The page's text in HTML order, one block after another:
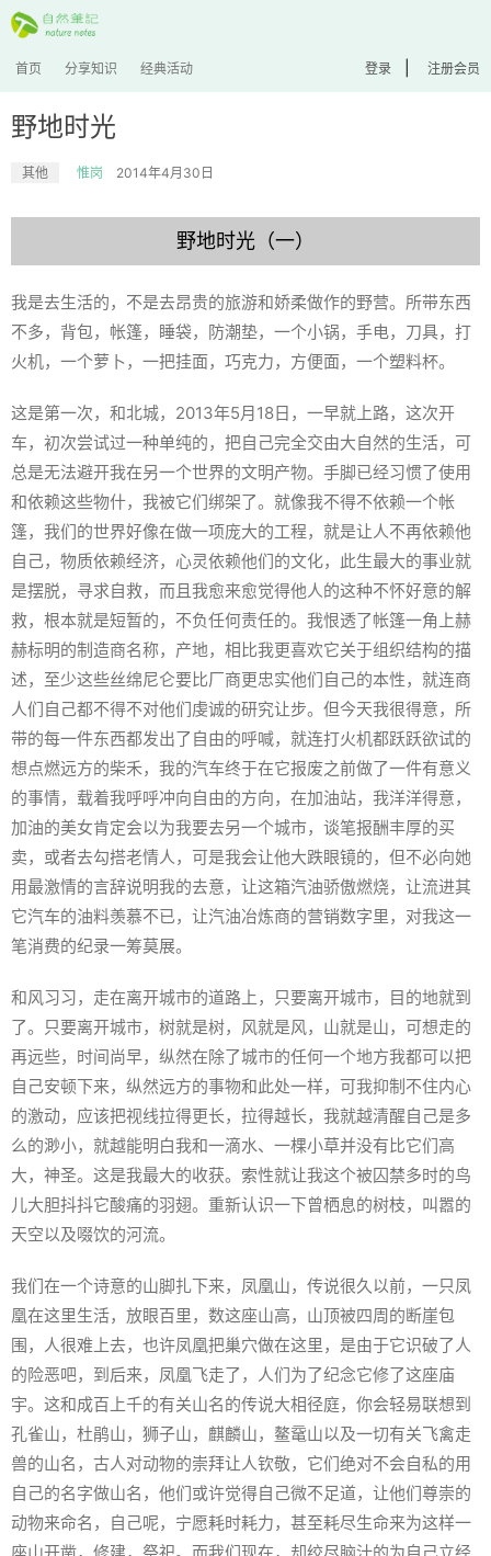
首页 分享知识 经典活动 登录 注册会员
野地时光
其他 惟岗 2014年4月30日
野地时光（一）
我是去生活的，不是去昂贵的旅游和娇柔做作的野营。所带东西
不多，背包，帐篷，睡袋，防潮垫，一个小锅，手电，刀具，打
火机，一个萝卜，一把挂面，巧克力，方便面，一个塑料杯。
这是第一次，和北城，2013年5月18日，一早就上路，这次开
车，初次尝试过一种单纯的，把自己完全交由大自然的生活，可
总是无法避开我在另一个世界的文明产物。手脚已经习惯了使用
和依赖这些物什，我被它们绑架了。就像我不得不依赖一个帐
篷，我们的世界好像在做一项庞大的工程，就是让人不再依赖他
自己，物质依赖经济，心灵依赖他们的文化，此生最大的事业就
是摆脱，寻求自救，而且我愈来愈觉得他人的这种不怀好意的解
救，根本就是短暂的，不负任何责任的。我恨透了帐篷一角上赫
赫标明的制造商名称，产地，相比我更喜欢它关于组织结构的描
述，至少这些丝绵尼仑要比厂商更忠实他们自己的本性，就连商
人们自己都不得不对他们虔诚的研究让步。但今天我很得意，所
带的每一件东西都发出了自由的呼喊，就连打火机都跃跃欲试的
想点燃远方的柴禾，我的汽车终于在它报废之前做了一件有意义
的事情，载着我呼呼冲向自由的方向，在加油站，我洋洋得意，
加油的美女肯定会以为我要去另一个城市，谈笔报酬丰厚的买
卖，或者去勾搭老情人，可是我会让他大跌眼镜的，但不必向她
用最激情的言辞说明我的去意，让这箱汽油骄傲燃烧，让流进其
它汽车的油料羡慕不已，让汽油冶炼商的营销数字里，对我这一
笔消费的纪录一筹莫展。
和风习习，走在离开城市的道路上，只要离开城市，目的地就到
了。只要离开城市，树就是树，风就是风，山就是山，可想走的
再远些，时间尚早，纵然在除了城市的任何一个地方我都可以把
自己安顿下来，纵然远方的事物和此处一样，可我抑制不住内心
的激动，应该把视线拉得更长，拉得越长，我就越清醒自己是多
么的渺小，就越能明白我和一滴水、一棵小草并没有比它们高
大，神圣。这是我最大的收获。索性就让我这个被囚禁多时的鸟
儿大胆抖抖它酸痛的羽翅。重新认识一下曾栖息的树枝，叫嚣的
天空以及啜饮的河流。
我们在一个诗意的山脚扎下来，凤凰山，传说很久以前，一只凤
凰在这里生活，放眼百里，数这座山高，山顶被四周的断崖包
围，人很难上去，也许凤凰把巢穴做在这里，是由于它识破了人
的险恶吧，到后来，凤凰飞走了，人们为了纪念它修了这座庙
宇。这和成百上千的有关山名的传说大相径庭，你会轻易联想到
孔雀山，杜鹃山，狮子山，麒麟山，鳌鼋山以及一切有关飞禽走
兽的山名，古人对动物的崇拜让人钦敬，它们绝对不会自私的用
自己的名字做山名，他们或许觉得自己微不足道，让他们尊崇的
动物来命名，自己呢，宁愿耗时耗力，甚至耗尽生命来为这样一